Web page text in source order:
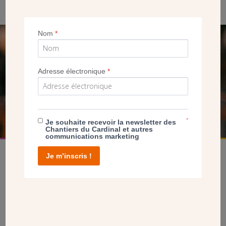
SEUL VOTRE DON
NOUS PERMET D’AGIR
Nom*
Adresse électronique*
Je souhaite recevoir la newsletter des
Chantiers du Cardinal et autres
communications marketing
*
Je m’inscris !